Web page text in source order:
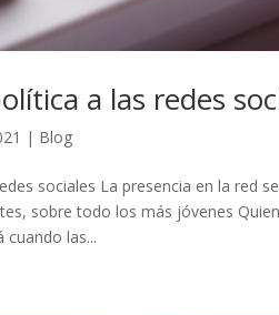
a las redes
| Blog
sociales La presencia en la red
sobre todo los más jóvenes
las...